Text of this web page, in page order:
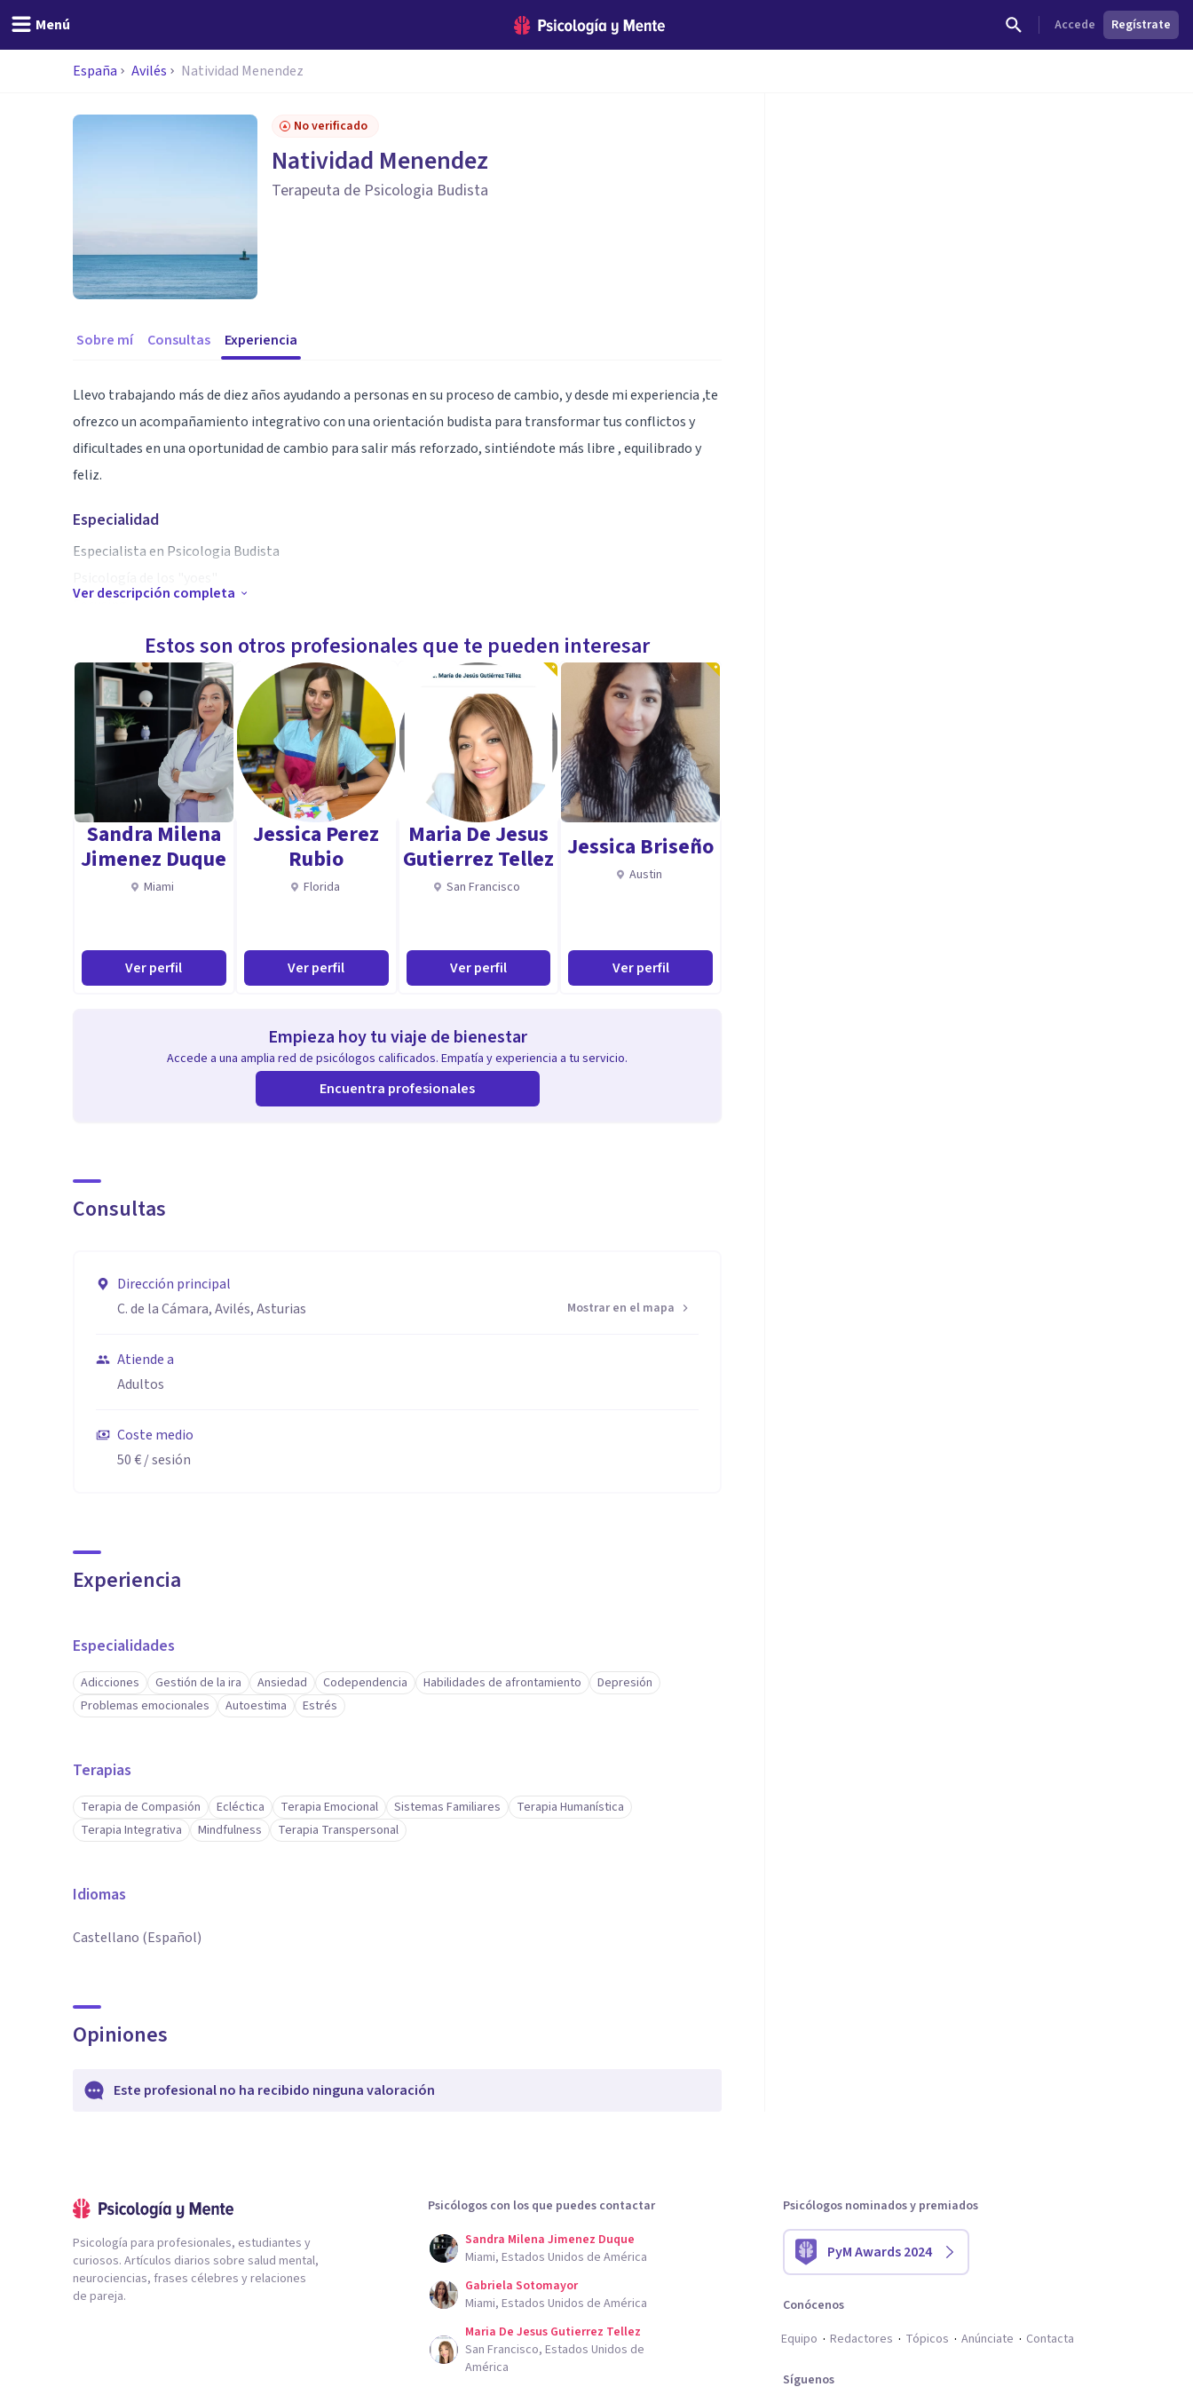
Menú Accede Regístrate
España Avilés Natividad Menendez
No verificado
Natividad Menendez
Terapeuta de Psicologia Budista
Sobre mí Consultas Experiencia
Llevo trabajando más de diez años ayudando a personas en su proceso de cambio, y desde mi experiencia ,te
ofrezco un acompañamiento integrativo con una orientación budista para transformar tus conflictos y
dificultades en una oportunidad de cambio para salir más reforzado, sintiéndote más libre , equilibrado y
feliz.
Especialidad
Especialista en Psicologia Budista
Terapeuta de Autoestima y terapia emocional
Terapia del Movimiento
Aptitudes
Mi filosofía de trabajo integra a la psicología budista y humanista. Tengo plena confianza en la sabiduría
inherente del cliente y , lejos de imponer nada a la persona, la acompaño en su redescubrirse y en su
transformación, hasta que recupere la confianza suficiente para volver a confiar en sí misma , y en la vida.
amarse tanto a sí mismas como a abrirse al mundo.
Se trata de un proceso holístico (equilibra cuerpo, mente, coraón y espíritu), mindful e integrativo que
Ver descripción completa
Estos son otros profesionales que te pueden interesar
Sandra Milena
Jimenez Duque
Miami
Ver perfil
Jessica Perez
Rubio
Florida
Ver perfil
Maria De Jesus
Gutierrez Tellez
San Francisco
Ver perfil
Jessica Briseño
Austin
Ver perfil
Empieza hoy tu viaje de bienestar
Accede a una amplia red de psicólogos calificados. Empatía y experiencia a tu servicio.
Encuentra profesionales
Consultas
Dirección principal
C. de la Cámara, Avilés, Asturias
Mostrar en el mapa
Atiende a
Adultos
Coste medio
50 €/ sesión
Experiencia
Especialidades
Adicciones Gestión de la ira Ansiedad Codependencia Habilidades de afrontamiento
Depresión
Problemas emocionales
Autoestima Estrés
Terapias
Terapia de Compasión Ecléctica Terapia Emocional Sistemas Familiares
Terapia Humanística
Terapia Integrativa
Mindfulness Terapia Transpersonal
Idiomas
Castellano (Español)
Opiniones
Este profesional no ha recibido ninguna valoración
Psicología para profesionales, estudiantes y
curiosos. Artículos diarios sobre salud mental,
neurociencias, frases célebres y relaciones
de pareja.
Psicólogos con los que puedes contactar
Sandra Milena Jimenez Duque
Miami, Estados Unidos de América
Gabriela Sotomayor
Miami, Estados Unidos de América
Maria De Jesus Gutierrez Tellez
San Francisco, Estados Unidos de
América
Psicólogos nominados y premiados
PyM Awards 2024
Conócenos
Equipo
Redactores Tópicos Anúnciate Contacta
Síguenos